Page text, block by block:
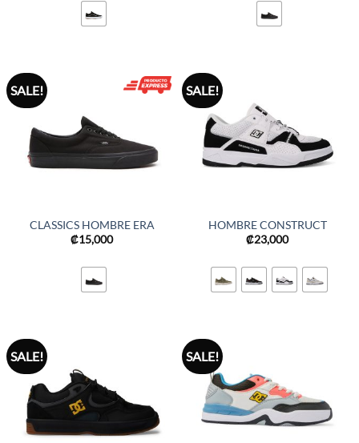
SALE!
CLASSICS HOMBRE ERA
₡15,000
SALE!
HOMBRE CONSTRUCT
₡23,000
SALE! SALE!